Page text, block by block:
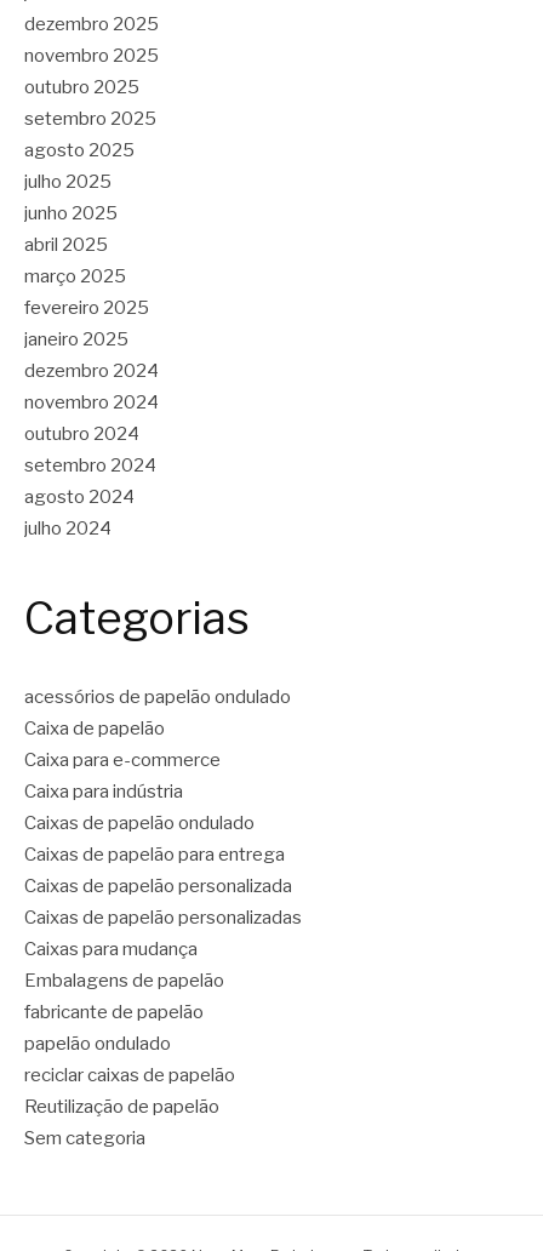
dezembro 2025
novembro 2025
outubro 2025
setembro 2025
agosto 2025
julho 2025
junho 2025
abril 2025
março 2025
fevereiro 2025
janeiro 2025
dezembro 2024
novembro 2024
outubro 2024
setembro 2024
agosto 2024
julho 2024
Categorias
acessórios de papelão ondulado
Caixa de papelão
Caixa para e-commerce
Caixa para indústria
Caixas de papelão ondulado
Caixas de papelão para entrega
Caixas de papelão personalizada
Caixas de papelão personalizadas
Caixas para mudança
Embalagens de papelão
fabricante de papelão
papelão ondulado
reciclar caixas de papelão
Reutilização de papelão
Sem categoria